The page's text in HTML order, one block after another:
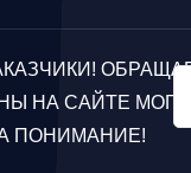
НА САЙТЕ
ПОНИМАНИЕ!